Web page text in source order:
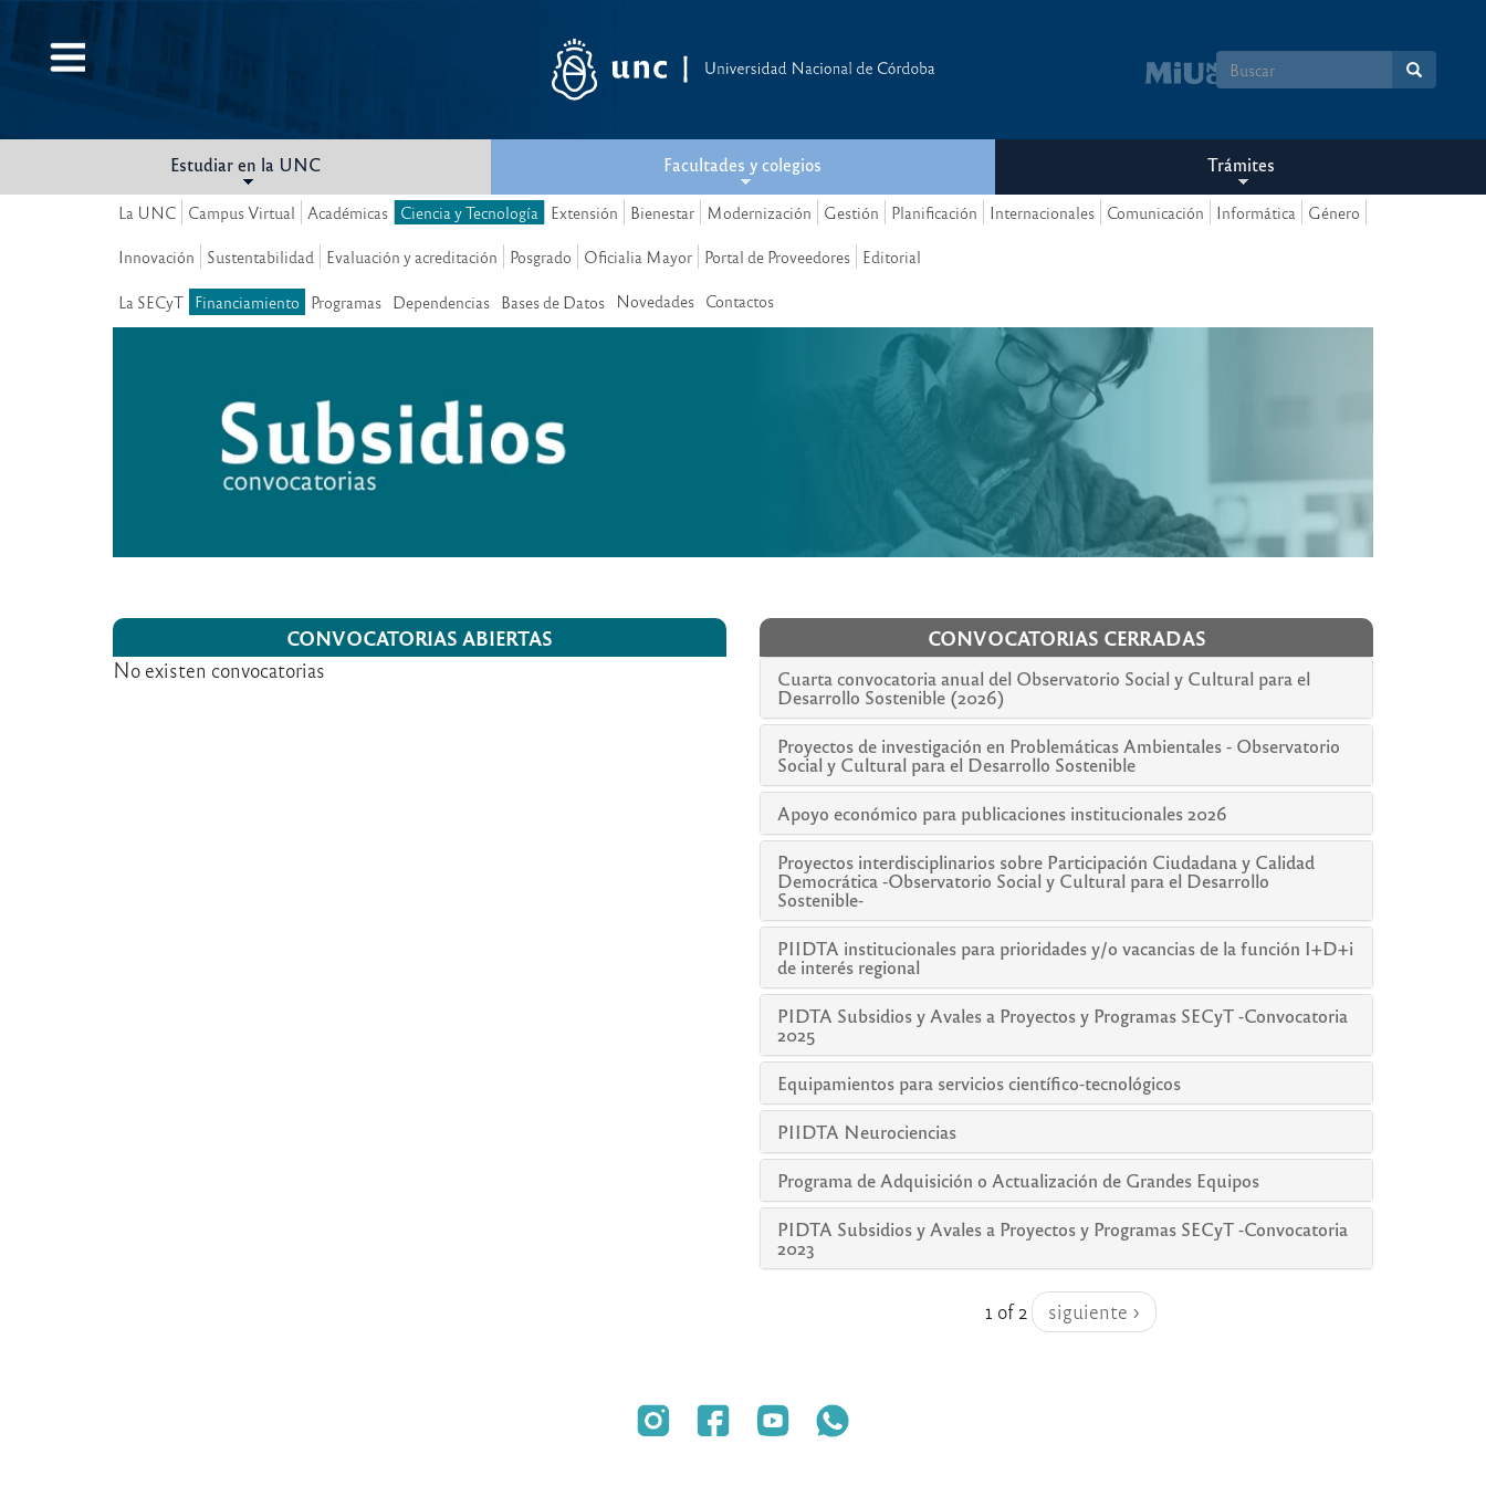
Pasar
contenido
Formulario
búsqueda
Estudiar en la UNC Facultades y colegios Trámites
La UNC Campus Virtual Académicas Ciencia y Tecnología Extensión Bienestar Modernización Gestión Planificación Internacionales Comunicación Informática Género
Innovación Sustentabilidad Evaluación y acreditación Posgrado Oficialia Mayor Portal de Proveedores Editorial
La SECyT Financiamiento Programas Dependencias Bases de Datos Novedades Contactos
CONVOCATORIAS ABIERTAS
No existen convocatorias
CONVOCATORIAS CERRADAS
Cuarta convocatoria anual del Observatorio Social y Cultural para el
Desarrollo Sostenible (2026)
Proyectos de investigación en Problemáticas Ambientales - Observatorio
Social y Cultural para el Desarrollo Sostenible
Apoyo económico para publicaciones institucionales 2026
Proyectos interdisciplinarios sobre Participación Ciudadana y Calidad
Democrática -Observatorio Social y Cultural para el Desarrollo
Sostenible-
PIIDTA institucionales para prioridades y/o vacancias de la función I+D+i
de interés regional
PIDTA Subsidios y Avales a Proyectos y Programas SECyT -Convocatoria
2025
Equipamientos para servicios científico-tecnológicos
PIIDTA Neurociencias
Programa de Adquisición o Actualización de Grandes Equipos
PIDTA Subsidios y Avales a Proyectos y Programas SECyT -Convocatoria
2023
1 of 2 siguiente ›